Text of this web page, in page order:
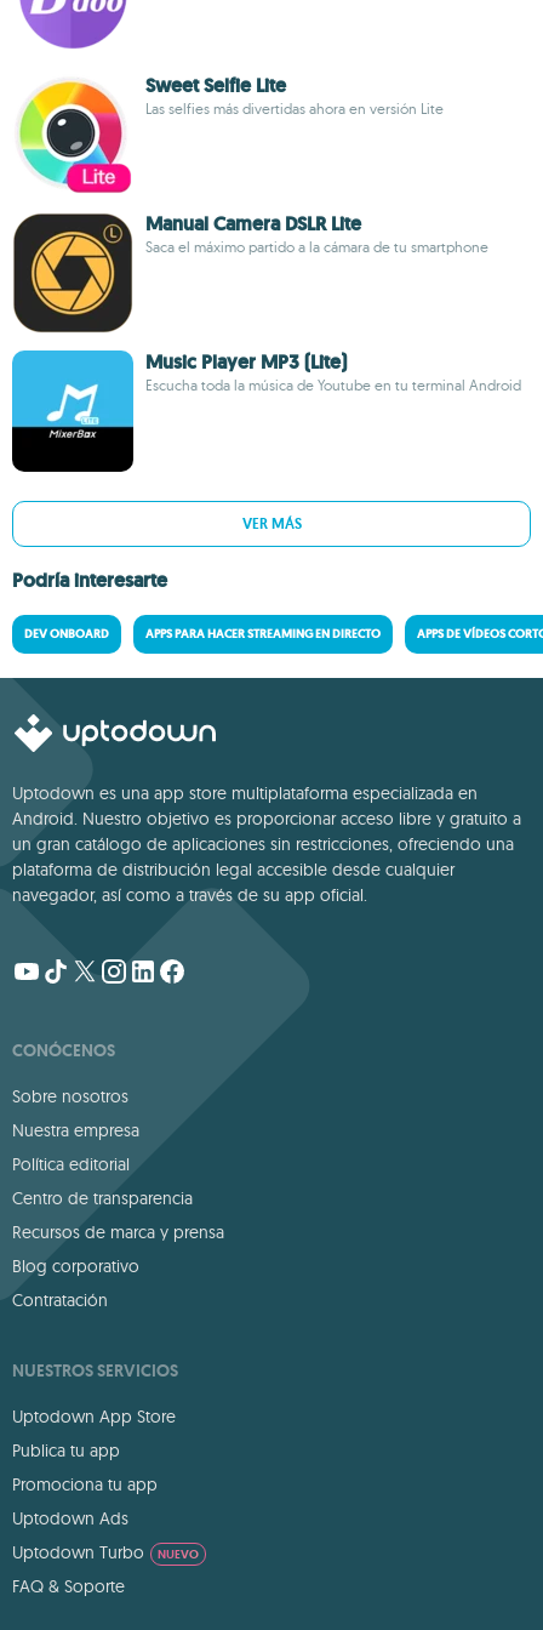
Sweet Selfie Lite
Las selfies más divertidas ahora en versión Lite
Manual Camera DSLR Lite
Saca el máximo partido a la cámara de tu smartphone
Music Player MP3 (Lite)
Escucha toda la música de Youtube en tu terminal Android
VER MÁS
Podría interesarte
DEV ONBOARD APPS PARA HACER STREAMING EN DIRECTO APPS DE VÍDEOS
Uptodown es una app store multiplataforma especializada en
Android. Nuestro objetivo es proporcionar acceso libre y gratuito a
un gran catálogo de aplicaciones sin restricciones, ofreciendo una
plataforma de distribución legal accesible desde cualquier
navegador, así como a través de su app oficial.
CONÓCENOS
Sobre nosotros
Nuestra empresa
Política editorial
Centro de transparencia
Recursos de marca y prensa
Blog corporativo
Contratación
NUESTROS SERVICIOS
Uptodown App Store
Publica tu app
Promociona tu app
Uptodown Ads
Uptodown Turbo
NUEVO
FAQ & Soporte